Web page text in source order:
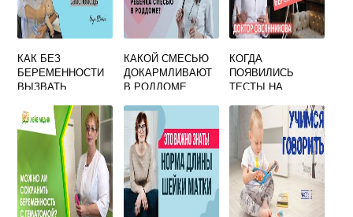
КАК БЕЗ
БЕРЕМЕННОСТИ
ВЫЗВАТЬ
КАКОЙ СМЕСЬЮ
ДОКАРМЛИВАЮТ
В РОДДОМЕ
КОГДА
ПОЯВИЛИСЬ
ТЕСТЫ НА
В РОССИИ